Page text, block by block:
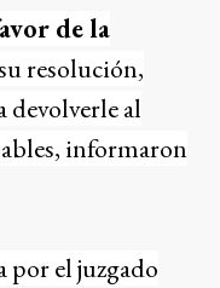
de la
resolución,
al
informaron
por el juzgado